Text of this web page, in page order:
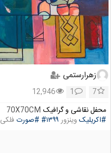
زهرارستمی
7
1
12,946
محفل نقاشی و گرافیک 70X70CM
#اکریلیک وینزور#۱۳۹۹ #صورت فلکی